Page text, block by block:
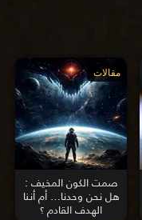
مقالات
صمت الكون المخيف :
هل نحن وحدنا… أم أننا
الهدف القادم ؟